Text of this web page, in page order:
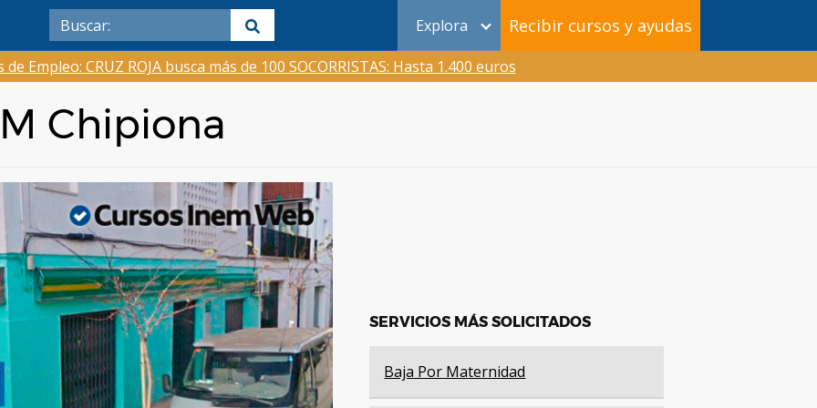
Explora Recibir cursos y ayudas
Empleo: CRUZ ROJA busca más de 100 SOCORRISTAS: Hasta 1.400 euros
Chipiona
SERVICIOS MÁS SOLICITADOS
Baja Por Maternidad